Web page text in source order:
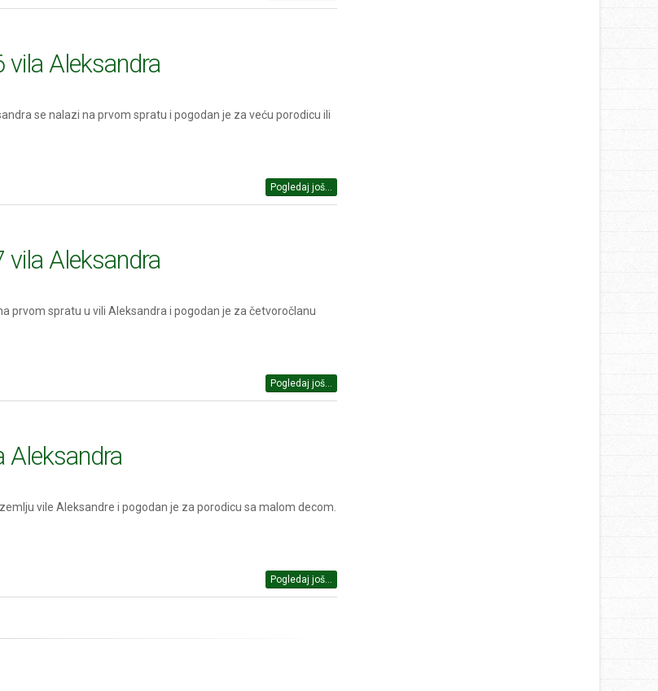
Aleksandra
se nalazi na prvom spratu i pogodan je za veću porodicu ili
Pogledaj još...
Aleksandra
prvom spratu u vili Aleksandra i pogodan je za četvoročlanu
Pogledaj još...
Aleksandra
vile Aleksandre i pogodan je za porodicu sa malom decom.
Pogledaj još...